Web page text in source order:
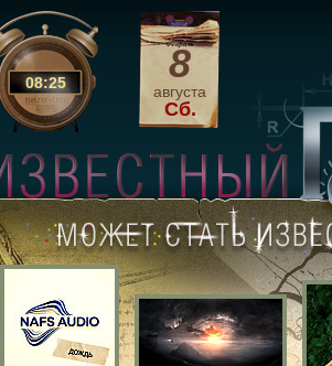
08:25 8
августа
Сб.